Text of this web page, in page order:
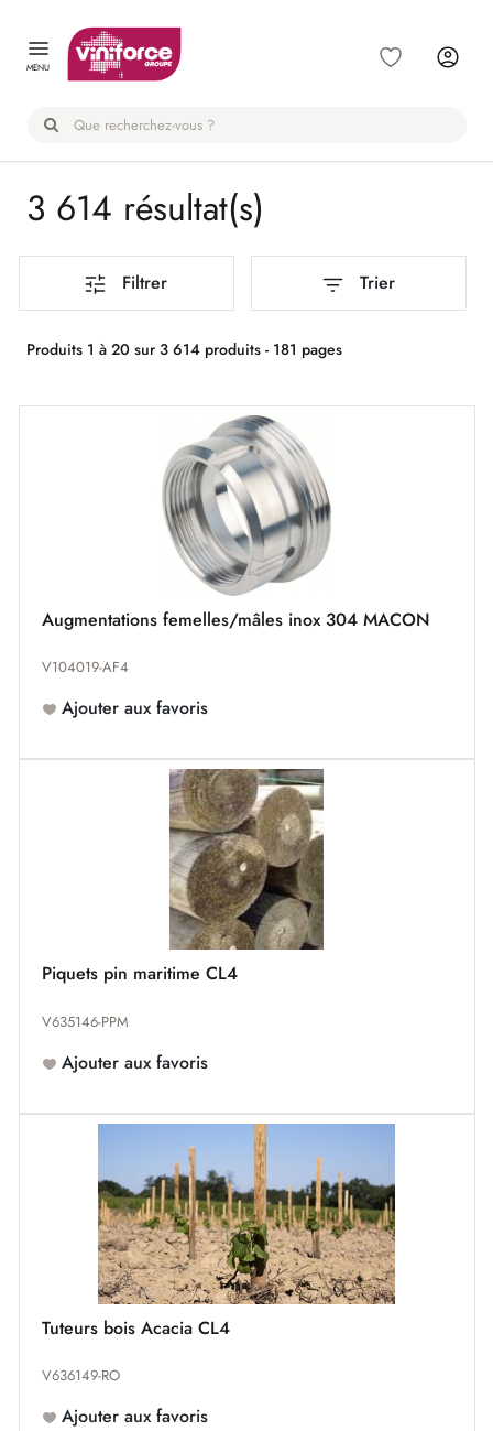
MENU
3 614 résultat(s)
Filtrer Trier
Produits 1 à 20 sur 3 614 produits - 181 pages
Augmentations femelles/mâles inox 304 MACON
V104019-AF4
Ajouter aux favoris
Piquets pin maritime CL4
V635146-PPM
Ajouter aux favoris
Tuteurs bois Acacia CL4
V636149-RO
Ajouter aux favoris